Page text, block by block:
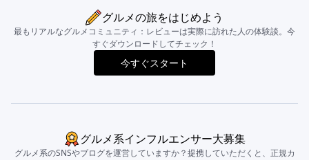
グルメの旅をはじめよう
最もリアルなグルメコミュニティ：レビューは実際に訪れた人の体験談。今
すぐダウンロードしてチェック！
今すぐスタート
グルメ系インフルエンサー大募集
グルメ系のSNSやブログを運営していますか？提携していただくと、正規カ